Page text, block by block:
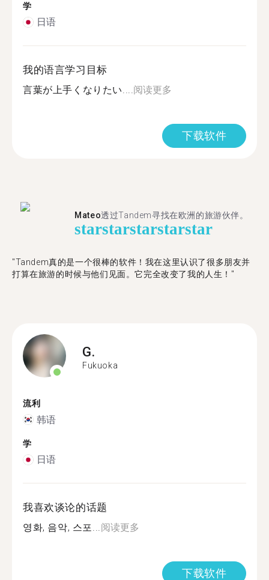
学
日语
我的语言学习目标
言葉が上手くなりたい....阅读更多
下载软件
Mateo透过Tandem寻找在欧洲的旅游伙伴。
starstarstarstarstar
"Tandem真的是一个很棒的软件！我在这里认识了很多朋友并
打算在旅游的时候与他们见面。它完全改变了我的人生！"
G.
Fukuoka
流利
韩语
学
日语
我喜欢谈论的话题
영화, 음악, 스포...阅读更多
下载软件